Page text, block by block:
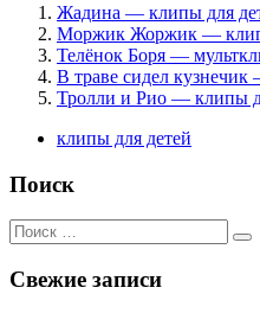
Жадина — клипы для
Моржик Жоржик —
Телёнок Боря —
В траве сидел
Тролли и Рио — клипы
клипы для детей
Поиск
Поиск
для:
Свежие записи